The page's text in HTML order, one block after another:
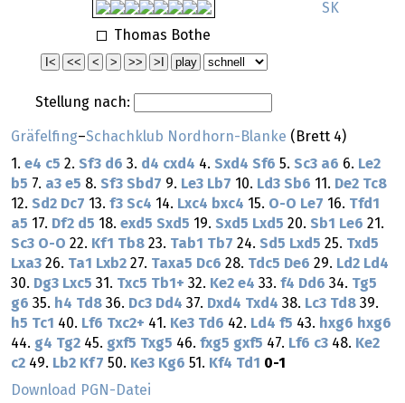
Thomas Bothe
Stellung nach:
SK
Gräfelfing–Schachklub Nordhorn-Blanke (Brett 4)
1. e4 c5 2. Sf3 d6 3. d4 cxd4 4. Sxd4 Sf6 5. Sc3 a6 6. Le2
b5 7. a3 e5 8. Sf3 Sbd7 9. Le3 Lb7 10. Ld3 Sb6 11. De2 Tc8
12. Sd2 Dc7 13. f3 Sc4 14. Lxc4 bxc4 15. O-O Le7 16. Tfd1
a5 17. Df2 d5 18. exd5 Sxd5 19. Sxd5 Lxd5 20. Sb1 Le6 21.
Sc3 O-O 22. Kf1 Tb8 23. Tab1 Tb7 24. Sd5 Lxd5 25. Txd5
Lxa3 26. Ta1 Lxb2 27. Taxa5 Dc6 28. Tdc5 De6 29. Ld2 Ld4
30. Dg3 Lxc5 31. Txc5 Tb1+ 32. Ke2 e4 33. f4 Dd6 34. Tg5
g6 35. h4 Td8 36. Dc3 Dd4 37. Dxd4 Txd4 38. Lc3 Td8 39.
h5 Tc1 40. Lf6 Txc2+ 41. Ke3 Td6 42. Ld4 f5 43. hxg6 hxg6
44. g4 Tg2 45. gxf5 Txg5 46. fxg5 gxf5 47. Lf6 c3 48. Ke2
c2 49. Lb2 Kf7 50. Ke3 Kg6 51. Kf4 Td1 0-1
Download PGN-Datei